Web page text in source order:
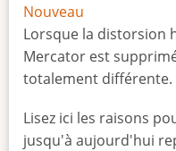
Nouveau
Lorsque la distorsion
Mercator est
totalement différente.
Lisez ici les raisons
jusqu'à aujourd'hui